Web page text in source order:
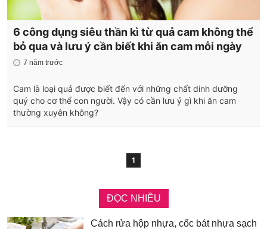
6 công dụng siêu thần kì từ quả cam không thể
bỏ qua và lưu ý cần biết khi ăn cam mỗi ngày
7 năm trước
Cam là loại quả được biết đến với những chất dinh dưỡng
quý cho cơ thể con người. Vậy có cần lưu ý gì khi ăn cam
thường xuyên không?
1
ĐỌC NHIỀU
Cách rửa hộp nhựa, cốc bát nhựa sạch